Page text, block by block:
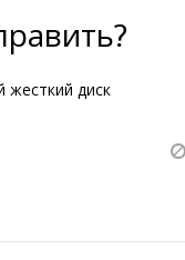
жесткий диск